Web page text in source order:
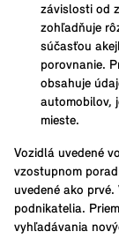
závislosti od
zohľadňuje
súčasťou
porovnanie.
obsahuje
automobilov,
mieste.
Vozidlá uvedené
vzostupnom
uvedené ako
podnikatelia.
vyhľadávania